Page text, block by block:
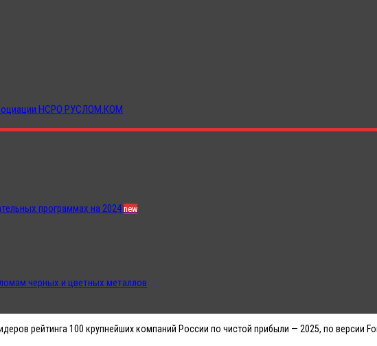
НСРО РУСЛОМ.КОМ
программах на 2024new
черных и цветных металлов
рейтинга 100 крупнейших компаний России по чистой прибыли — 2025, по версии